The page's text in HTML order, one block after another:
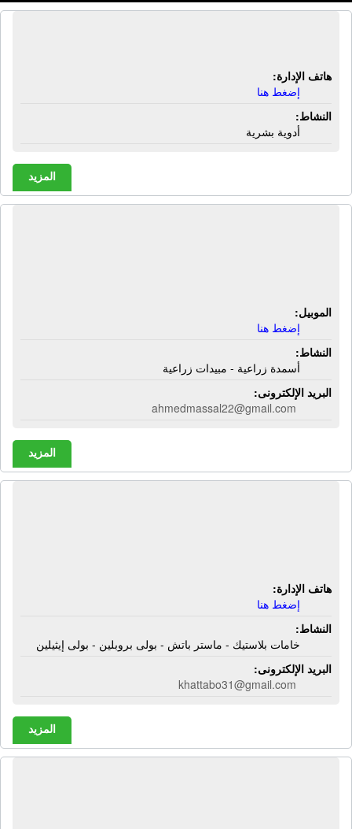
هاتف الإدارة:
إضغط هنا
النشاط:
أدوية بشرية
المزيد
الموبيل:
إضغط هنا
النشاط:
أسمدة زراعية - مبيدات زراعية
البريد الإلكترونى:
ahmedmassal22@gmail.com
المزيد
هاتف الإدارة:
إضغط هنا
النشاط:
خامات بلاستيك - ماستر باتش - بولى بروبلين - بولى إيثيلين
البريد الإلكترونى:
khattabo31@gmail.com
المزيد